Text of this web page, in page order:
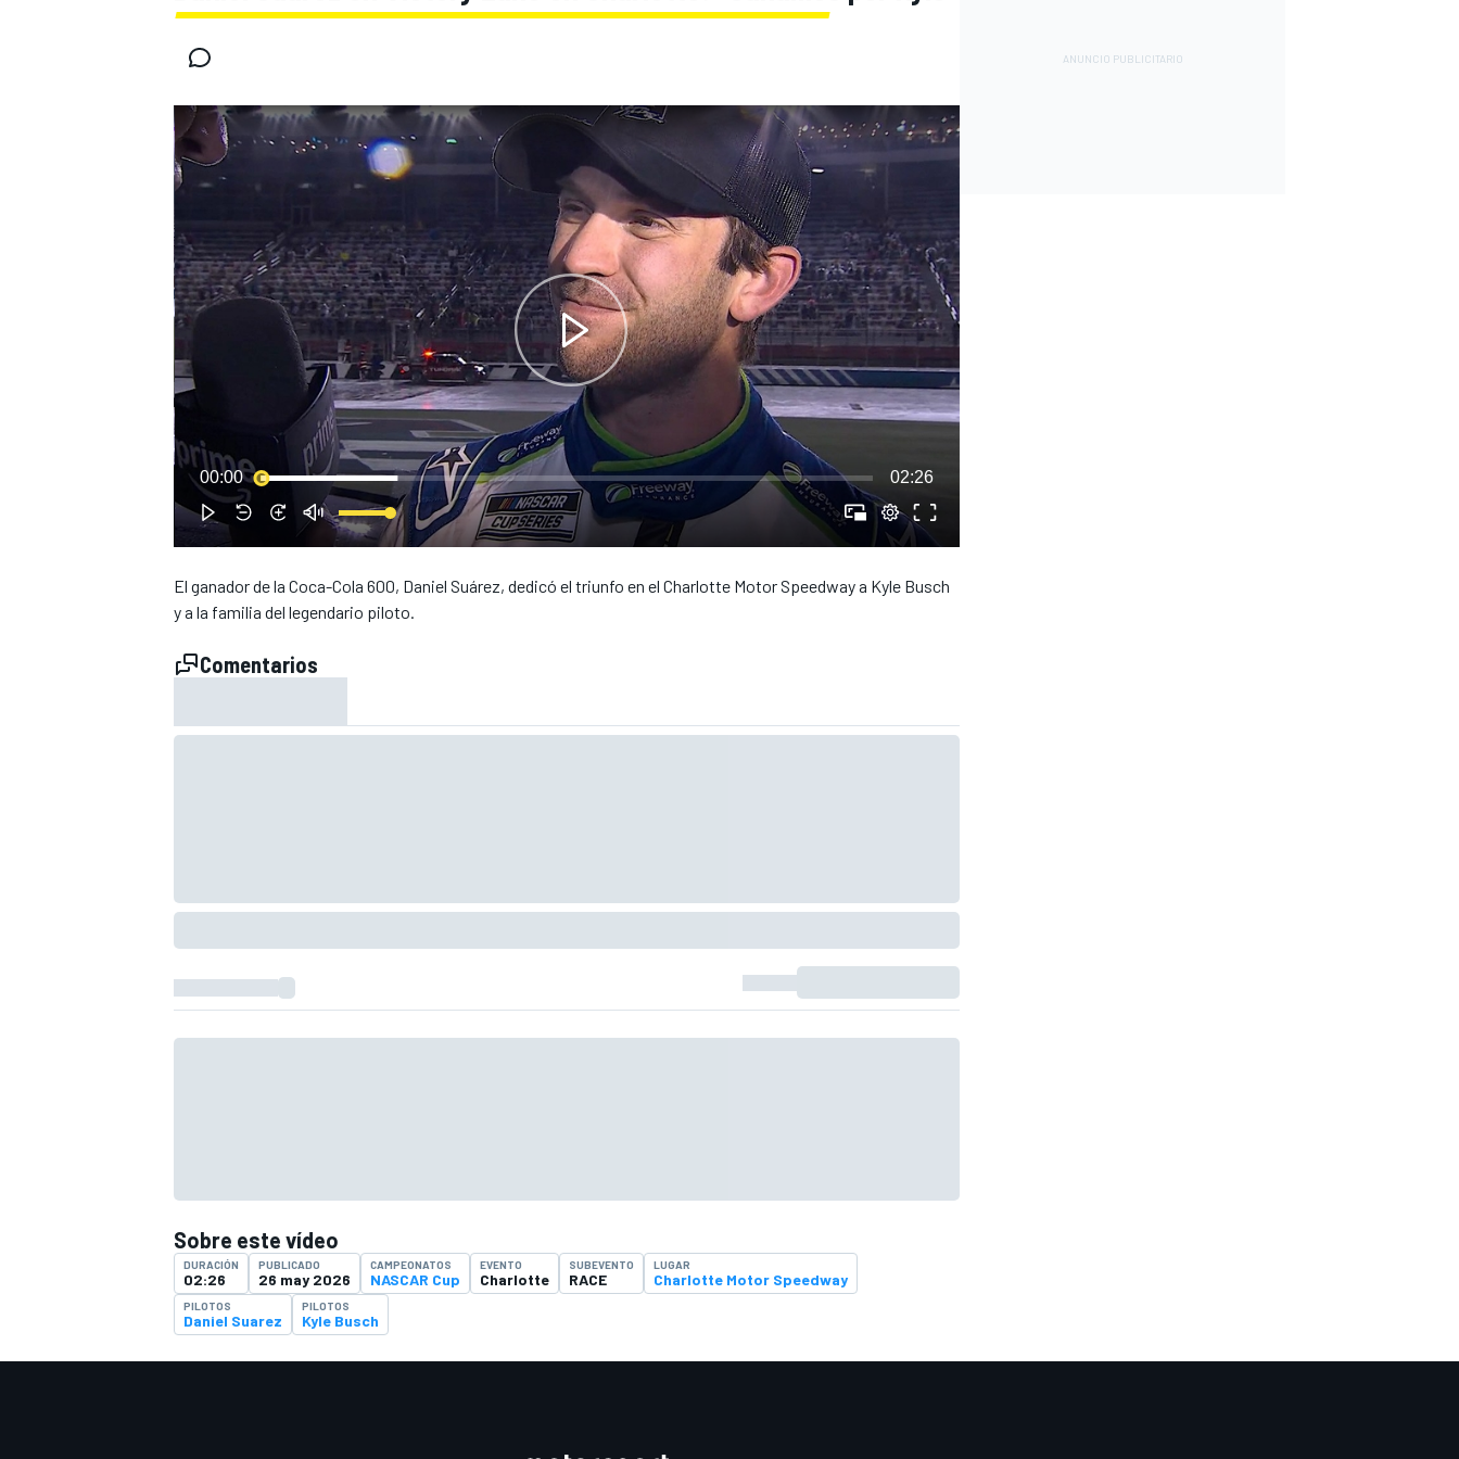
NASCAR INDYCAR SPORTSCAR RALLYTURISMO
MÁS
00:00 02:26
El ganador de la Coca-Cola 600, Daniel Suárez, dedicó el triunfo en el Charlotte Motor Speedway a Kyle Busch
y a la familia del legendario piloto.
Comentarios
Sobre este vídeo
DURACIÓN
02:26
PUBLICADO
26 may 2026
CAMPEONATOS
NASCAR Cup
EVENTO
Charlotte
SUBEVENTO
RACE
LUGAR
Charlotte Motor Speedway
PILOTOS
Daniel Suarez
PILOTOS
Kyle Busch